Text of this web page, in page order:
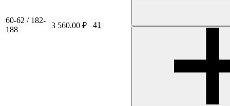
60-62 / 182-
188
3 560.00 ₽ 41